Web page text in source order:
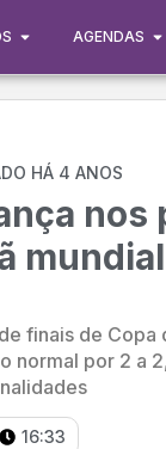
AGENDAS
HÁ 4 ANOS
nos
finais de Copa
normal por 2 a
16:33